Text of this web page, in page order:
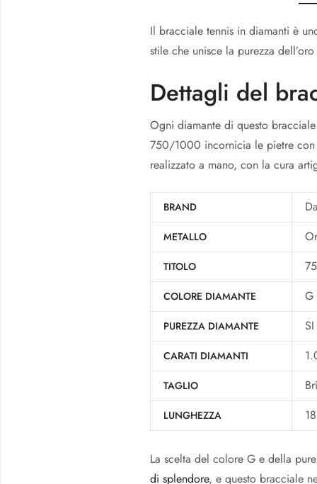
Il bracciale tennis in diamanti è
stile che unisce la purezza
Dettagli del
Ogni diamante di questo
750/1000 incornicia le pietre con
realizzato a mano, con la cura
BRAND
METALLO
TITOLO
COLORE DIAMANTE G
PUREZZA DIAMANTE SI
CARATI DIAMANTI
TAGLIO
LUNGHEZZA
La scelta del colore G e della
di splendore, e questo bracciale